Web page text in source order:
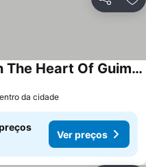
Partilhar
Mezzanine Apartment In The Heart Of Guimarães.
da cidade
Ver preços